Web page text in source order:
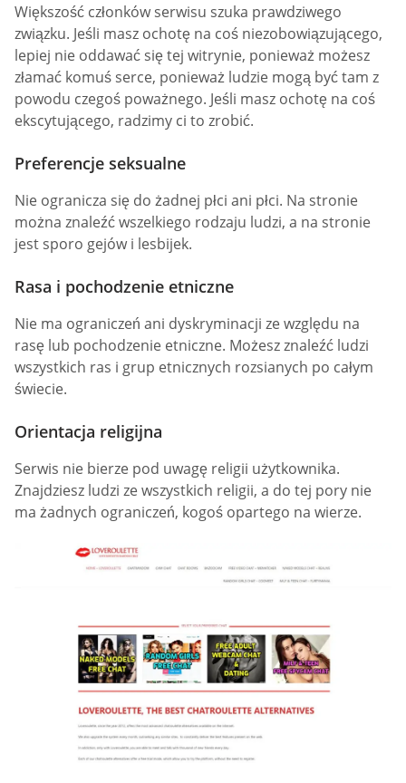
Większość członków serwisu szuka prawdziwego
związku. Jeśli masz ochotę na coś niezobowiązującego,
lepiej nie oddawać się tej witrynie, ponieważ możesz
złamać komuś serce, ponieważ ludzie mogą być tam z
powodu czegoś poważnego. Jeśli masz ochotę na coś
ekscytującego, radzimy ci to zrobić.
Preferencje seksualne
Nie ogranicza się do żadnej płci ani płci. Na stronie
można znaleźć wszelkiego rodzaju ludzi, a na stronie
jest sporo gejów i lesbijek.
Rasa i pochodzenie etniczne
Nie ma ograniczeń ani dyskryminacji ze względu na
rasę lub pochodzenie etniczne. Możesz znaleźć ludzi
wszystkich ras i grup etnicznych rozsianych po całym
świecie.
Orientacja religijna
Serwis nie bierze pod uwagę religii użytkownika.
Znajdziesz ludzi ze wszystkich religii, a do tej pory nie
ma żadnych ograniczeń, kogoś opartego na wierze.